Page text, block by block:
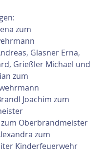
zum
Glasner Erna,
Grießler Michael und
zum
Joachim zum
Oberbrandmeister
zum
Kinderfeuerwehr